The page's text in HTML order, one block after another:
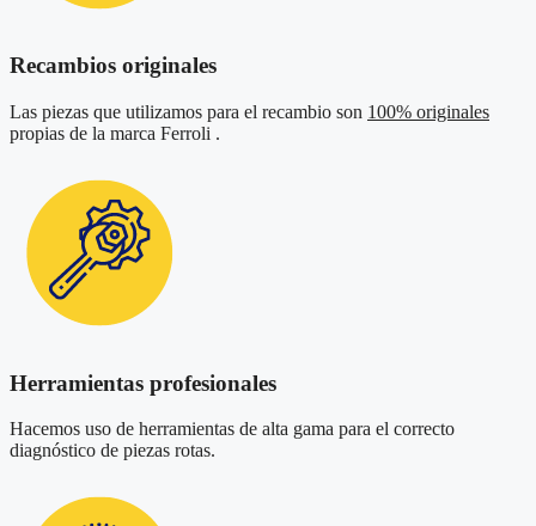
Recambios originales
Las piezas que utilizamos para el recambio son 100% originales
propias de la marca Ferroli .
Herramientas profesionales
Hacemos uso de herramientas de alta gama para el correcto
diagnóstico de piezas rotas.